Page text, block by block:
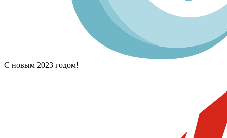
С новым 2023 годом!